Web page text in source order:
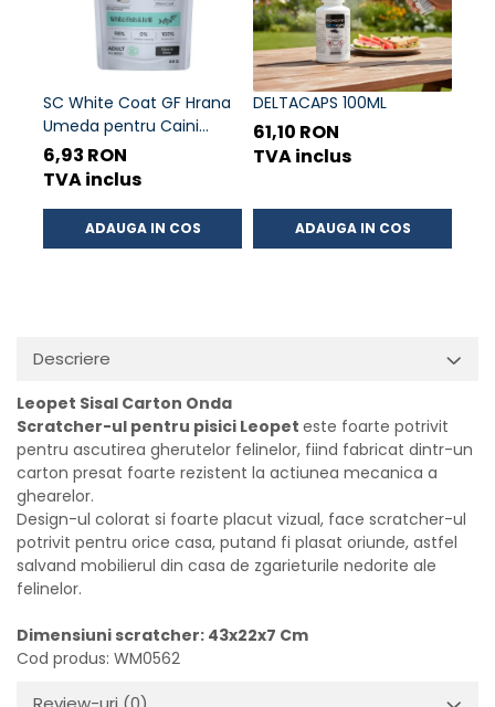
SC White Coat GF Hrana
Umeda pentru Caini
Adulti cu Peste Alb si Krill
in Sos 85 Gr
6,93 RON
TVA inclus
ADAUGA IN COS
DELTACAPS 100ML
61,10 RON
TVA inclus
ADAUGA IN COS
Descriere
Leopet Sisal Carton Onda
Scratcher-ul pentru pisici Leopet este foarte potrivit
pentru ascutirea gherutelor felinelor, fiind fabricat dintr-un
carton presat foarte rezistent la actiunea mecanica a
ghearelor.
Design-ul colorat si foarte placut vizual, face scratcher-ul
potrivit pentru orice casa, putand fi plasat oriunde, astfel
salvand mobilierul din casa de zgarieturile nedorite ale
felinelor.
Dimensiuni scratcher: 43x22x7 Cm
Cod produs: WM0562